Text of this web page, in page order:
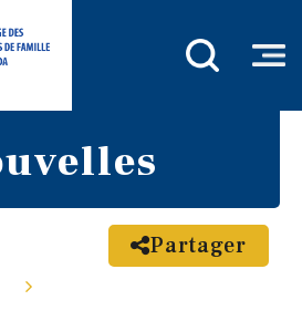
Partager